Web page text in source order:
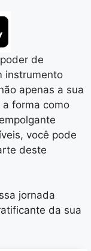
de
instrumento
apenas a sua
forma como
você pode
deste
jornada
da sua